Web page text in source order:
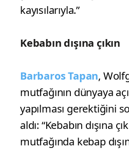
kayısılarıyla.”
Kebabın dışına çıkın
Barbaros Tapan,
mutfağının dünyaya
yapılması gerektiğini
aldı: “Kebabın dışına
mutfağında kebap